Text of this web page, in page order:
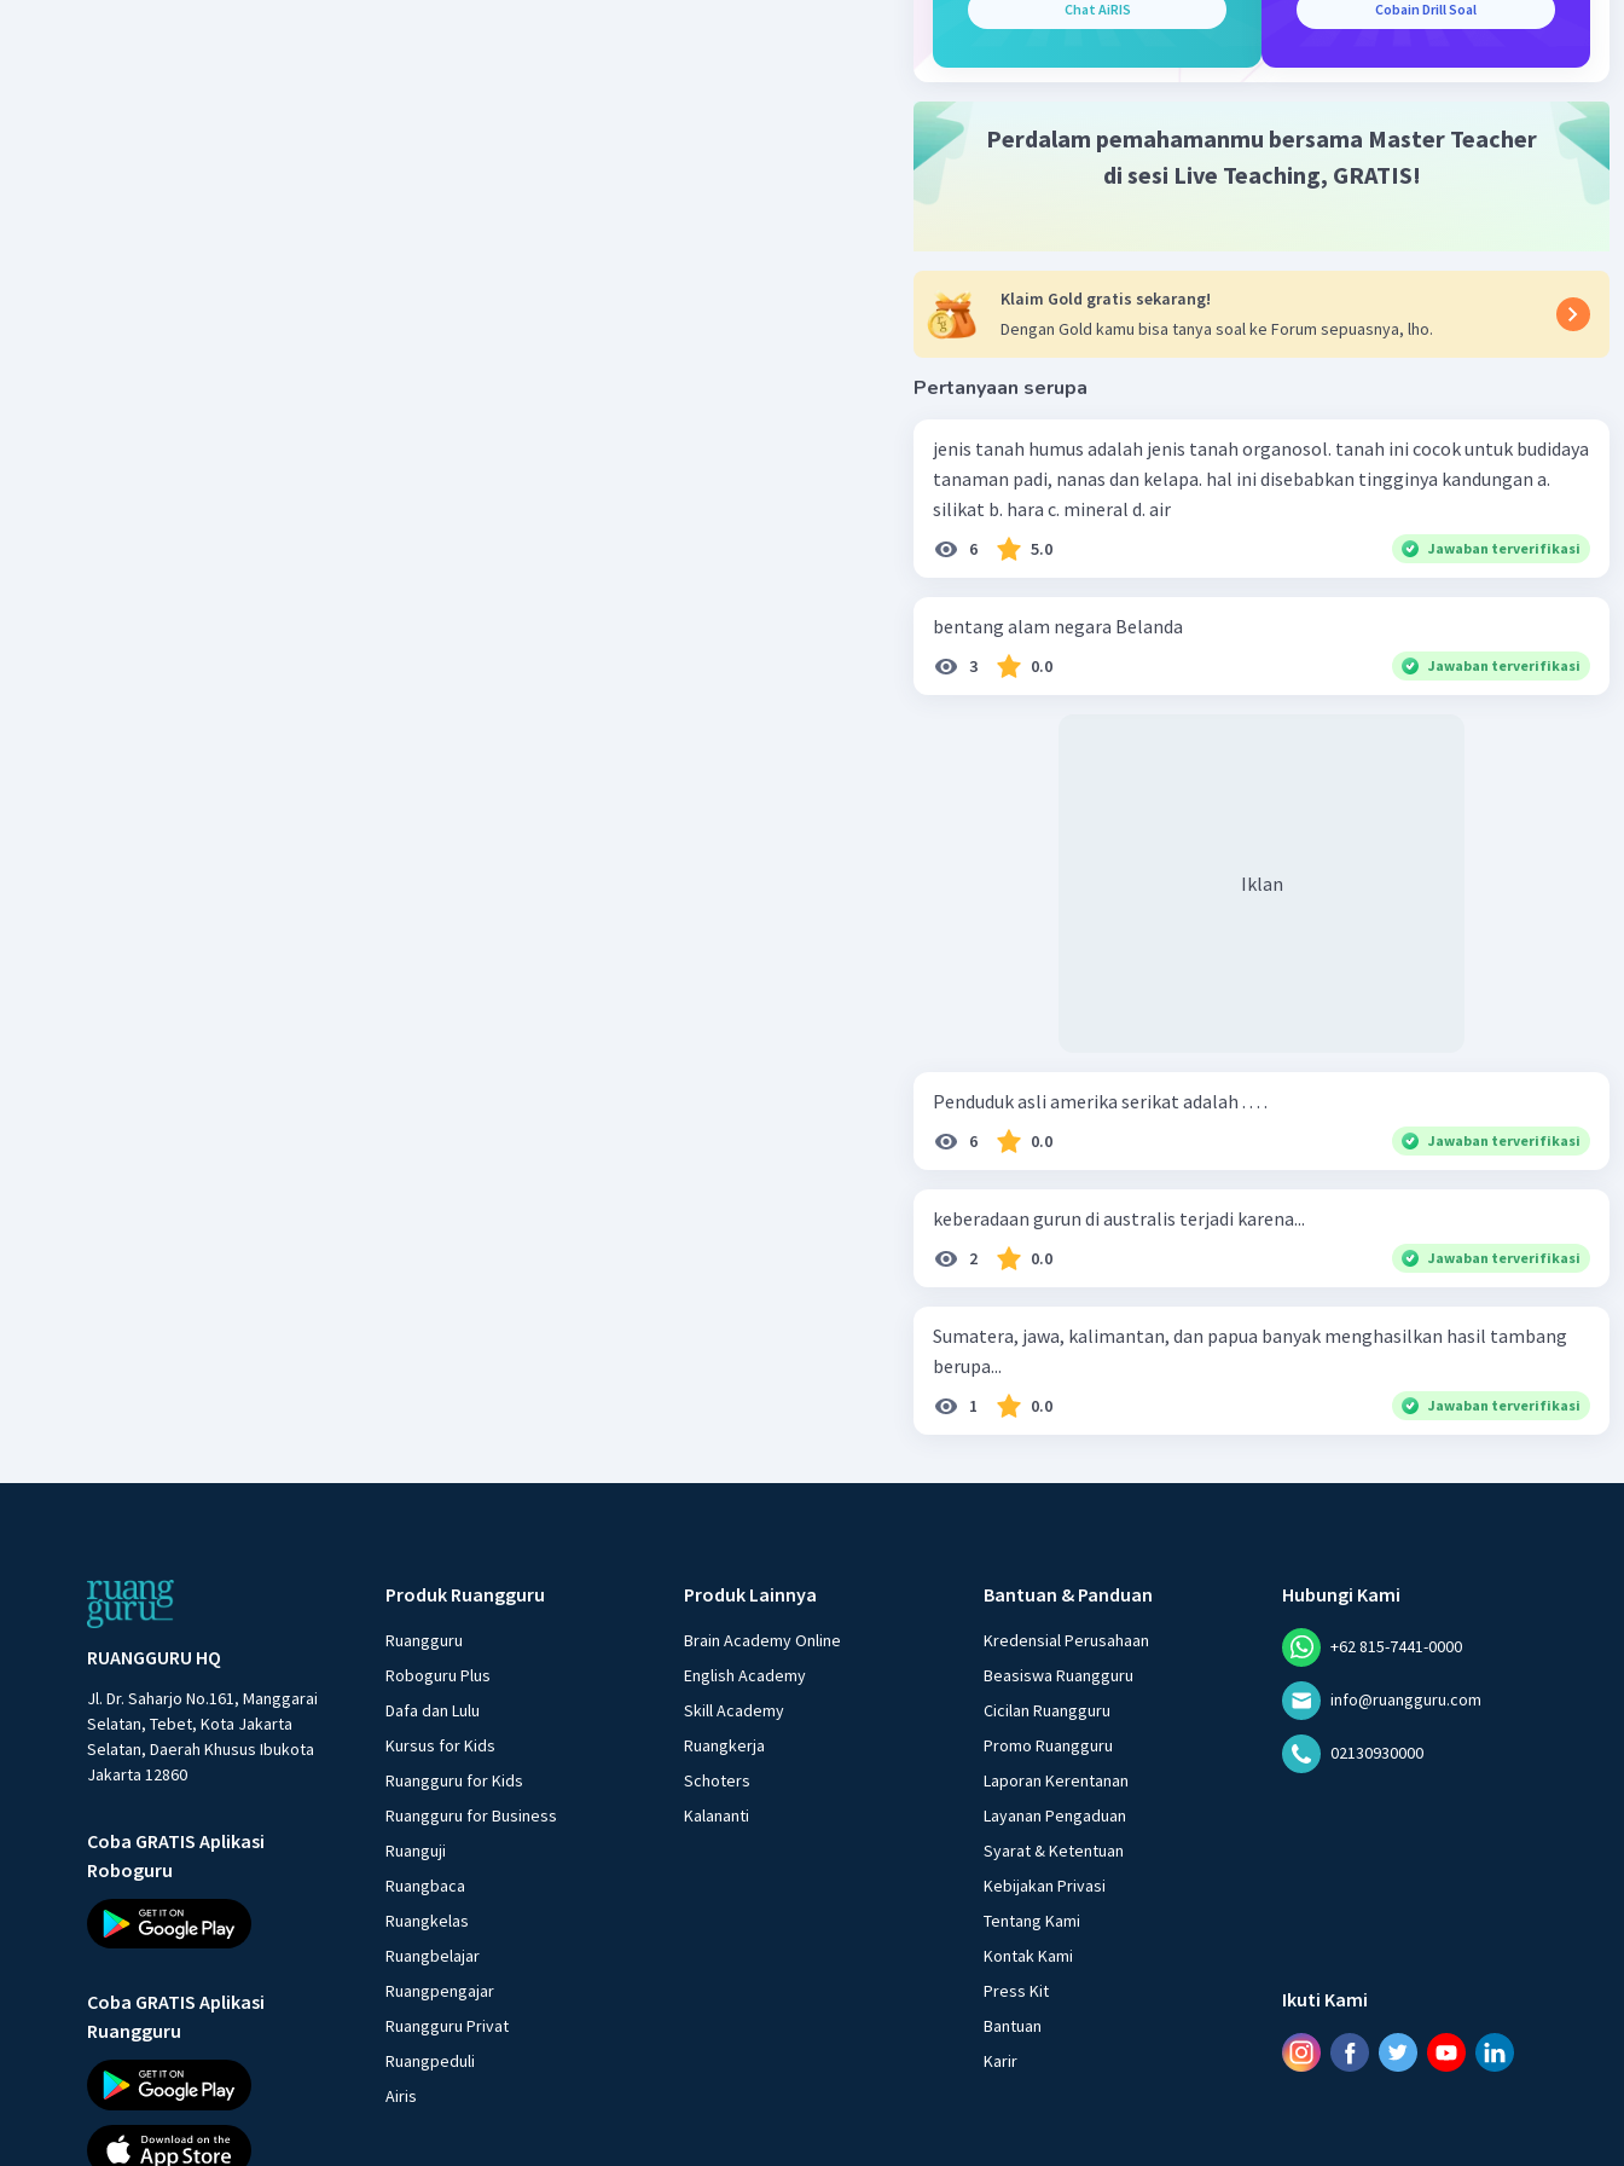
global.
Chat AiRIS Cobain Drill Soal
Perdalam pemahamanmu bersama Master Teacher
di sesi Live Teaching, GRATIS!
Klaim Gold gratis sekarang!
Dengan Gold kamu bisa tanya soal ke Forum sepuasnya, lho.
Pertanyaan serupa
jenis tanah humus adalah jenis tanah organosol. tanah ini cocok untuk budidaya
tanaman padi, nanas dan kelapa. hal ini disebabkan tingginya kandungan a.
silikat b. hara c. mineral d. air
6 5.0 Jawaban terverifikasi
bentang alam negara Belanda
3 0.0 Jawaban terverifikasi
Iklan
Penduduk asli amerika serikat adalah . . . .
6 0.0 Jawaban terverifikasi
keberadaan gurun di australis terjadi karena...
2 0.0 Jawaban terverifikasi
Sumatera, jawa, kalimantan, dan papua banyak menghasilkan hasil tambang
berupa...
1 0.0 Jawaban terverifikasi
RUANGGURU HQ
Jl. Dr. Saharjo No.161, Manggarai
Selatan, Tebet, Kota Jakarta
Selatan, Daerah Khusus Ibukota
Jakarta 12860
Coba GRATIS Aplikasi
Roboguru
Coba GRATIS Aplikasi
Ruangguru
Produk Ruangguru
Ruangguru
Roboguru Plus
Dafa dan Lulu
Kursus for Kids
Ruangguru for Kids
Ruangguru for Business
Ruanguji
Ruangbaca
Ruangkelas
Ruangbelajar
Ruangpengajar
Ruangguru Privat
Ruangpeduli
Airis
Produk Lainnya
Brain Academy Online
English Academy
Skill Academy
Ruangkerja
Schoters
Kalananti
Bantuan & Panduan
Kredensial Perusahaan
Beasiswa Ruangguru
Cicilan Ruangguru
Promo Ruangguru
Laporan Kerentanan
Layanan Pengaduan
Syarat & Ketentuan
Kebijakan Privasi
Tentang Kami
Kontak Kami
Press Kit
Bantuan
Karir
Hubungi Kami
+62 815-7441-0000
info@ruangguru.com
02130930000
Ikuti Kami